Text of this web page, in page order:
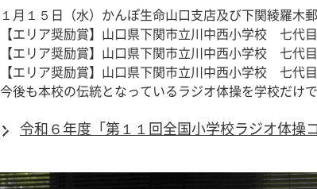
１月１５日（水）かんぽ生命山口支店及び下関綾羅木
【エリア奨励賞】山口県下関市立川中西小学校　七
【エリア奨励賞】山口県下関市立川中西小学校　七
【エリア奨励賞】山口県下関市立川中西小学校　七
今後も本校の伝統となっているラジオ体操を学校だけ
令和６年度「第１１回全国小学校ラジオ体操